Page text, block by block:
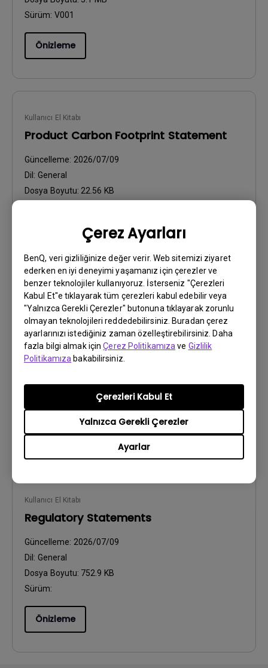
Çerez Ayarları
BenQ, veri gizliliğinize değer verir. Web sitemizi ziyaret
ederken en iyi deneyimi yaşamanız için çerezler ve
benzer teknolojiler kullanıyoruz. İsterseniz "Çerezleri
Kabul Et"e tıklayarak tüm çerezleri kabul edebilir veya
"Yalnızca Gerekli Çerezler" butonuna tıklayarak zorunlu
olmayan teknolojileri reddedebilirsiniz. Buradan çerez
ayarlarınızı istediğiniz zaman özelleştirebilirsiniz. Daha
fazla bilgi almak içinÇerez Politikamıza ve Gizlilik
Politikamıza bakabilirsiniz.
Ayarlar
Yalnızca Gerekli Çerezler
Çerezleri Kabul Et
Sürüm: V001
Önizleme
Kullanıcı El Kitabı
Product Carbon Footprint Statement
Güncelleme: 2026/07/09
Dil: General
Dosya Boyutu: 22.56 KB
Kullanıcı El Kitabı
Quick Start Guide
Güncelleme:2024/09/30
Kullanıcı El Kitabı
Regulatory Statements
Güncelleme: 2026/07/09
Dil: General
Dosya Boyutu: 752.9 KB
Sürüm:
Önizleme